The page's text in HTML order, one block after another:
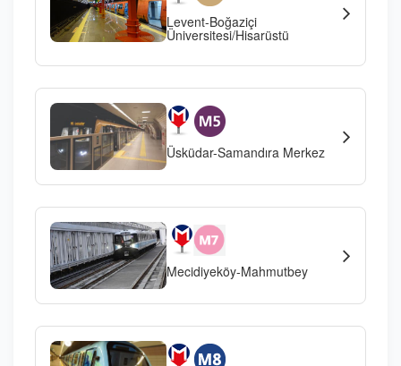
Levent-Boğaziçi
Üniversitesi/Hisarüstü
Üsküdar-Samandıra Merkez
Mecidiyeköy-Mahmutbey